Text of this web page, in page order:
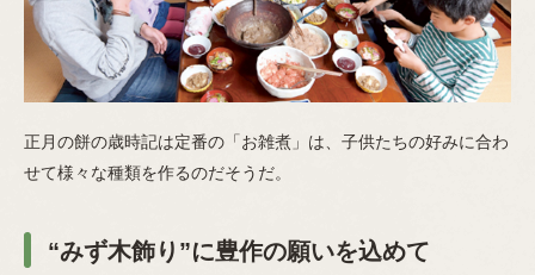
正月の餅の歳時記は定番の「お雑煮」は、子供たちの好みに合わ
せて様々な種類を作るのだそうだ。
“みず木飾り”に豊作の願いを込めて